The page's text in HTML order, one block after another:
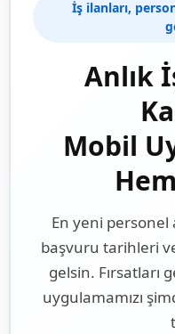
İş ilanları,
Anlık
Mobil
En yeni personel
başvuru tarihleri
gelsin. Fırsatları
uygulamamızı